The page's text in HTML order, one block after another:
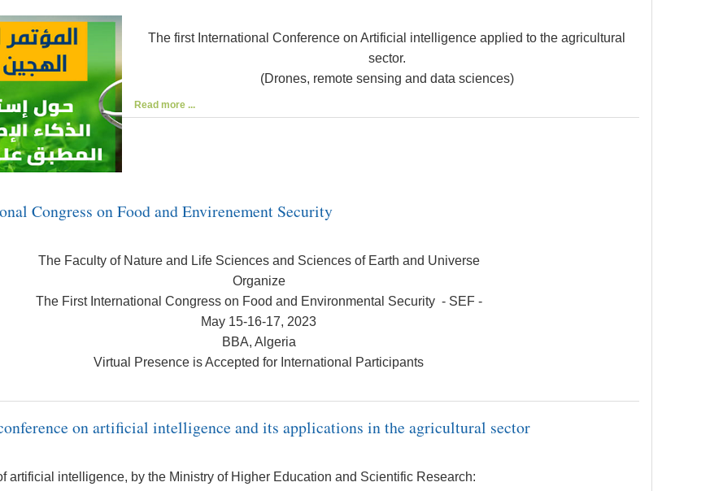
The first International Conference on Artificial intelligence applied to the agricultural
sector.
(Drones, remote sensing and data sciences)
Read more ...
Congress on Food and Envirenement Security
The Faculty of Nature and Life Sciences and Sciences of Earth and Universe
Organize
The First International Congress on Food and Environmental Security - SEF -
May 15-16-17, 2023
BBA, Algeria
Virtual Presence is Accepted for International Participants
on artificial intelligence and its applications in the agricultural sector
artificial intelligence, by the Ministry of Higher Education and Scientific Research: